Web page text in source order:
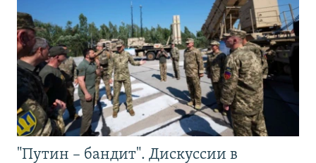
"Путин – бандит". Дискуссии в